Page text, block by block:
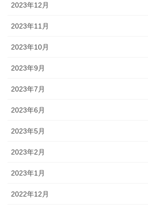
2023年12月
2023年11月
2023年10月
2023年9月
2023年7月
2023年6月
2023年5月
2023年2月
2023年1月
2022年12月